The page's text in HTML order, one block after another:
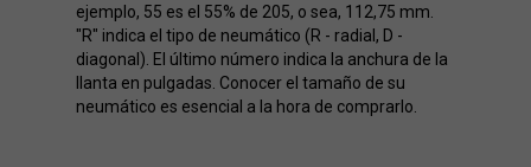
ejemplo, 55 es el 55% de 205, o sea, 112,75 mm.
"R" indica el tipo de neumático (R - radial, D -
diagonal). El último número indica la anchura de la
llanta en pulgadas. Conocer el tamaño de su
neumático es esencial a la hora de comprarlo.